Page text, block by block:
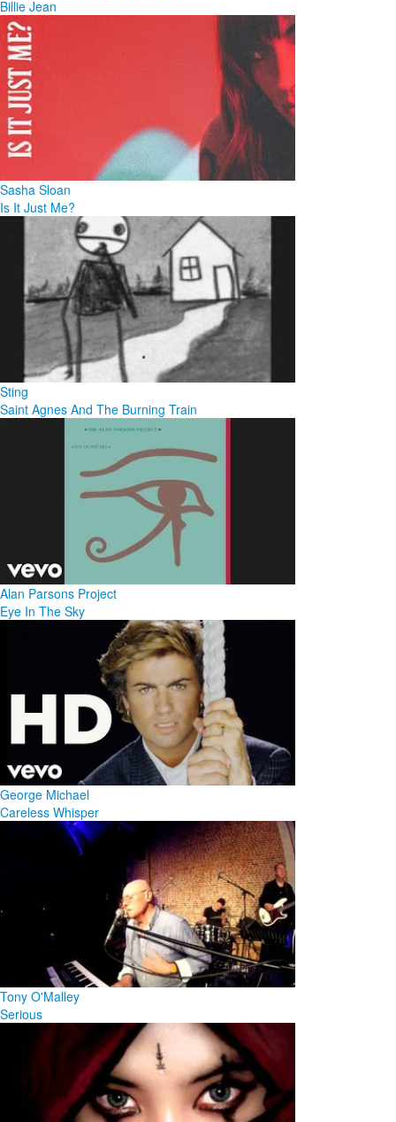
Billie Jean
Sasha Sloan
Is It Just Me?
Sting
Saint Agnes And The Burning Train
Alan Parsons Project
Eye In The Sky
George Michael
Careless Whisper
Tony O'Malley
Serious